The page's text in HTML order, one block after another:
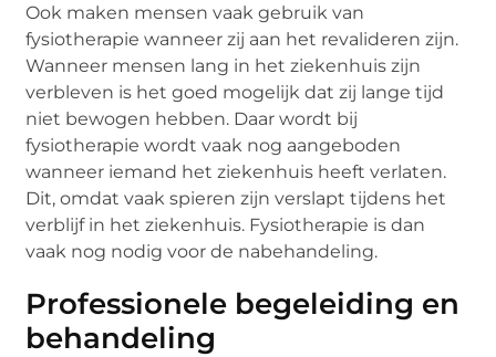
Ook maken mensen vaak gebruik van
fysiotherapie wanneer zij aan het revalideren zijn.
Wanneer mensen lang in het ziekenhuis zijn
verbleven is het goed mogelijk dat zij lange tijd
niet bewogen hebben. Daar wordt bij
fysiotherapie wordt vaak nog aangeboden
wanneer iemand het ziekenhuis heeft verlaten.
Dit, omdat vaak spieren zijn verslapt tijdens het
verblijf in het ziekenhuis. Fysiotherapie is dan
vaak nog nodig voor de nabehandeling.
Professionele begeleiding en
behandeling